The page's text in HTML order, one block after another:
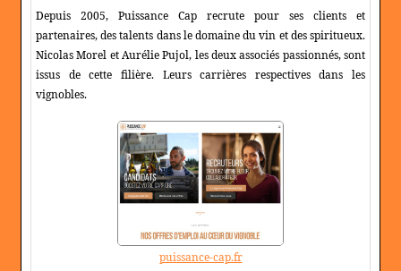
Depuis 2005, Puissance Cap recrute pour ses clients et
partenaires, des talents dans le domaine du vin et des spiritueux.
Nicolas Morel et Aurélie Pujol, les deux associés passionnés, sont
issus de cette filière. Leurs carrières respectives dans les
vignobles.
puissance-cap.fr